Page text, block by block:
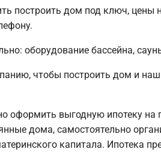
построить дом под ключ,
оборудование бассейна,
чтобы построить дом и
оформить выгодную ипотеку на
дома, самостоятельно
капитала. Ипотека